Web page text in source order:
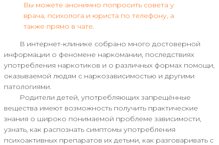
Вы можете анонимно попросить совета у
врача, психолога и юриста по телефону, а
также прямо в чате.
В интернет-клинике собрано много достоверной
информации о феномене наркомании, последствиях
употребления наркотиков и о различных формах помощи,
оказываемой людям с наркозависимостью и другими
патологиями.
Родители детей, употребляющих запрещённые
вещества имеют возможность получить практические
знания о широко понимаемой проблеме зависимости,
узнать, как распознать симптомы употребления
психоактивных препаратов их детьми, как разговаривать с